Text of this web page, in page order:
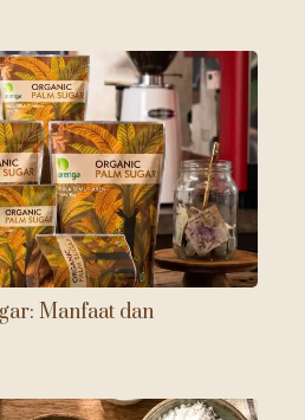
Manfaat dan